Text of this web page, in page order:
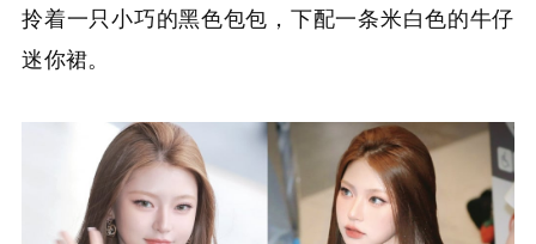
拎着一只小巧的黑色包包，下配一条米白色的牛仔
迷你裙。